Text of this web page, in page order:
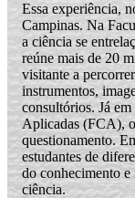
Essa experiência,
Campinas. Na
a ciência se
reúne mais de 20
visitante a
instrumentos,
consultórios. Já
Aplicadas (FCA),
questionamento.
estudantes de
do conhecimento e
ciência.